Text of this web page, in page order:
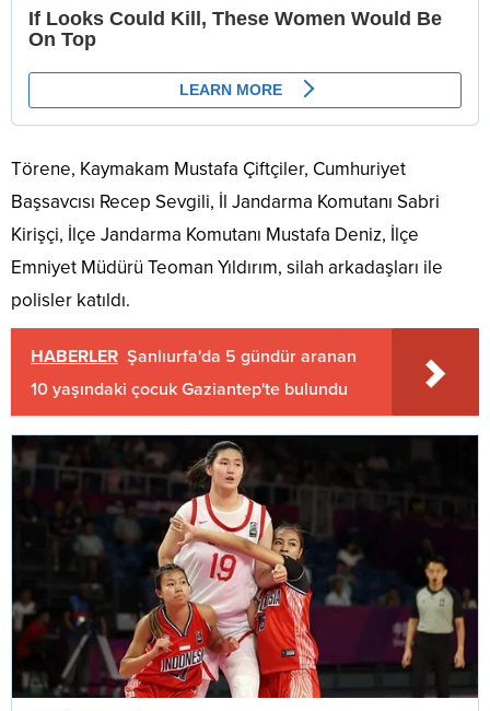
Törene, Kaymakam Mustafa Çiftçiler, Cumhuriyet
Başsavcısı Recep Sevgili, İl Jandarma Komutanı Sabri
Kirişçi, İlçe Jandarma Komutanı Mustafa Deniz, İlçe
Emniyet Müdürü Teoman Yıldırım, silah arkadaşları ile
polisler katıldı.
HABERLER Şanlıurfa'da 5 gündür aranan
10 yaşındaki çocuk Gaziantep'te bulundu